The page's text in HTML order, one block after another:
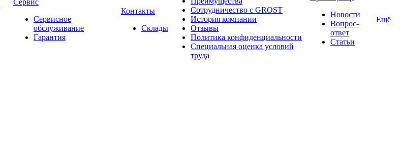
Сервис
Сервисное
обслуживание
Гарантия
Контакты
Склады
Сотрудничество с GROST
История компании
Отзывы
Политика конфиденциальности
Специальная оценка условий
труда
Новости
Вопрос-
ответ
Статьи
Ещё